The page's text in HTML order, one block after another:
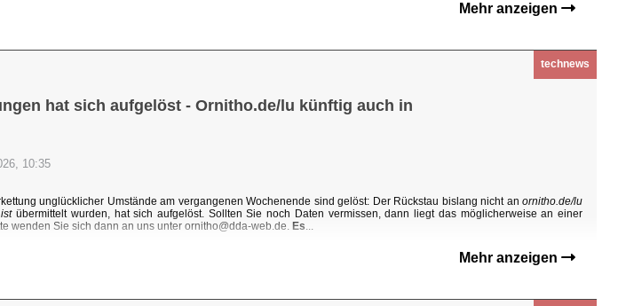
Mehr anzeigen
technews
hat sich aufgelöst - Ornitho.de/lu künftig auch in
10:35
unglücklicher Umstände am vergangenen Wochenende sind gelöst: Der Rückstau bislang nicht an ornitho.de/lu
übermittelt wurden, hat sich aufgelöst. Sollten Sie noch Daten vermissen, dann liegt das möglicherweise an einer
wenden Sie sich dann an uns unter ornitho@dda-web.de. Es...
Mehr anzeigen